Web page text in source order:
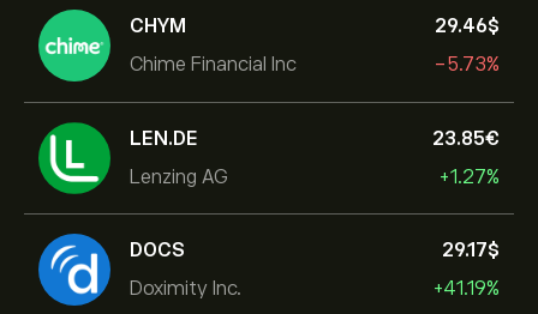
CHYM
Chime Financial Inc
29.46‎$‎
-5.73%
LEN.DE
Lenzing AG
23.85‎€‎
+1.27%
DOCS
Doximity Inc.
29.17‎$‎
+41.19%